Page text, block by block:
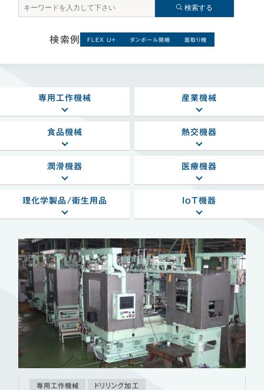
検索する
検索例 FLEX U＋ ダンボール開梱 面取り機
専用工作機械 産業機械
食品機械 熱交機器
潤滑機器 医療機器
理化学製品/衛生用品 IoT機器
専用工作機械 ドリリング加工